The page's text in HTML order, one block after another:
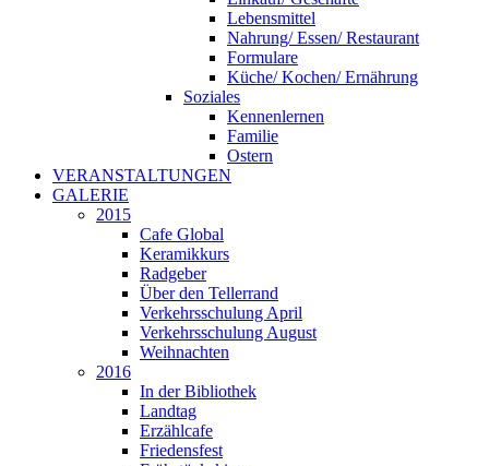
Lebensmittel
Nahrung/ Essen/ Restaurant
Formulare
Küche/ Kochen/ Ernährung
Soziales
Kennenlernen
Familie
Ostern
VERANSTALTUNGEN
GALERIE
2015
Cafe Global
Keramikkurs
Radgeber
Über den Tellerrand
Verkehrsschulung April
Verkehrsschulung August
Weihnachten
2016
In der Bibliothek
Landtag
Erzählcafe
Friedensfest